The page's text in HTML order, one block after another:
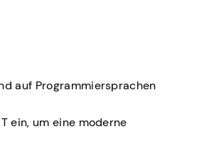
auf Programmiersprachen
ein, um eine moderne